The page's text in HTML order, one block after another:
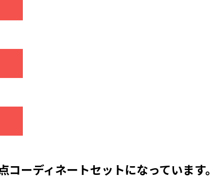
コーディネートセットになっています。